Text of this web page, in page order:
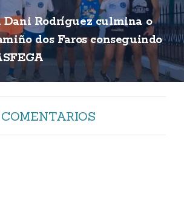
Dani Rodríguez culmina o
dos Faros conseguindo
COMENTARIOS